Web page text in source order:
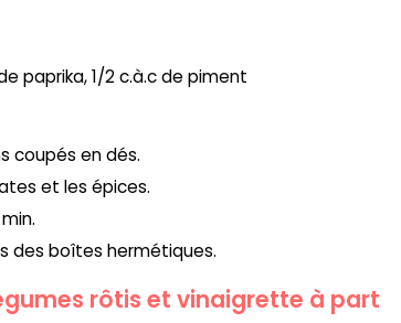
paprika, 1/2 c.à.c de piment
coupés en dés.
et les épices.
des boîtes hermétiques.
rôtis et vinaigrette à part